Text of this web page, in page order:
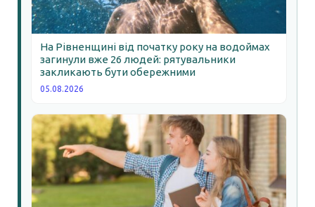
На Рівненщині від початку року на водоймах
загинули вже 26 людей: рятувальники
закликають бути обережними
05.08.2026